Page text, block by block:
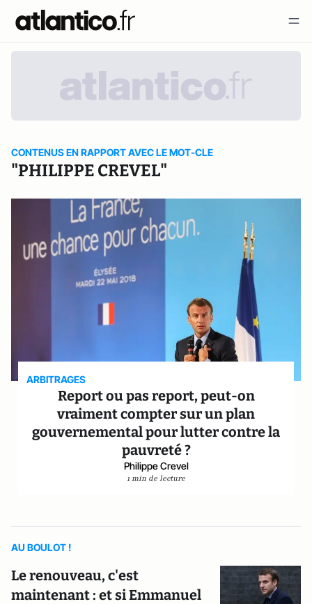
CONTENUS EN RAPPORT AVEC LE MOT-CLE
"PHILIPPE CREVEL"
ARBITRAGES
Report ou pas report, peut-on
vraiment compter sur un plan
gouvernemental pour lutter contre la
pauvreté ?
Philippe Crevel
1 min de lecture
AU BOULOT !
Le renouveau, c'est
maintenant : et si Emmanuel